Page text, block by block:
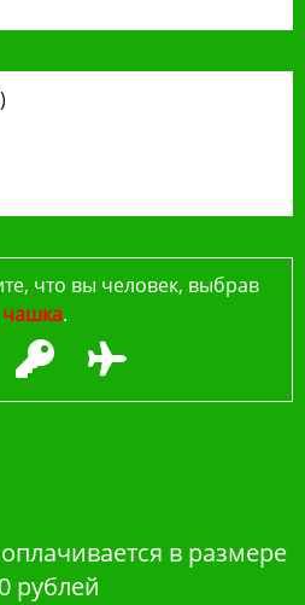
что вы человек, выбрав
чашка.
в размере
рублей